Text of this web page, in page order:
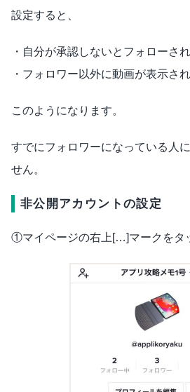
設定すると、
・自分が承認しないとフォローさ
・フォロワー以外に動画が表示さ
このようになります。
すでにフォロワーになっている人
せん。
非公開アカウントの設定
①マイページの右上[…]マークをタ